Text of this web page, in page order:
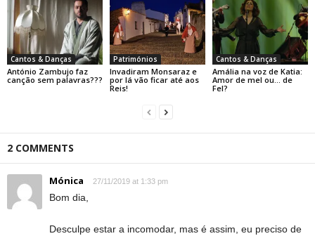
Cantos & Danças
António Zambujo faz
canção sem palavras???
Patrimónios
Invadiram Monsaraz e
por lá vão ficar até aos
Reis!
Cantos & Danças
Amália na voz de Katia:
Amor de mel ou… de
Fel?
2 COMMENTS
Mónica 27/11/2019 at 1:33 pm
Bom dia,
Desculpe estar a incomodar, mas é assim, eu preciso de